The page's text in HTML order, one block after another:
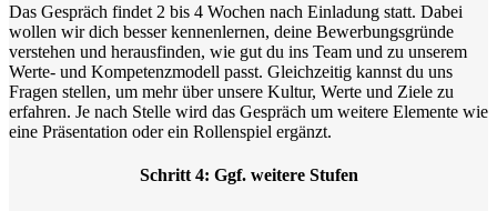
Das Gespräch findet 2 bis 4 Wochen nach Einladung statt. Dabei
wollen wir dich besser kennenlernen, deine Bewerbungsgründe
verstehen und herausfinden, wie gut du ins Team und zu unserem
Werte- und Kompetenzmodell passt. Gleichzeitig kannst du uns
Fragen stellen, um mehr über unsere Kultur, Werte und Ziele zu
erfahren. Je nach Stelle wird das Gespräch um weitere Elemente wie
eine Präsentation oder ein Rollenspiel ergänzt.
Schritt 4: Ggf. weitere Stufen